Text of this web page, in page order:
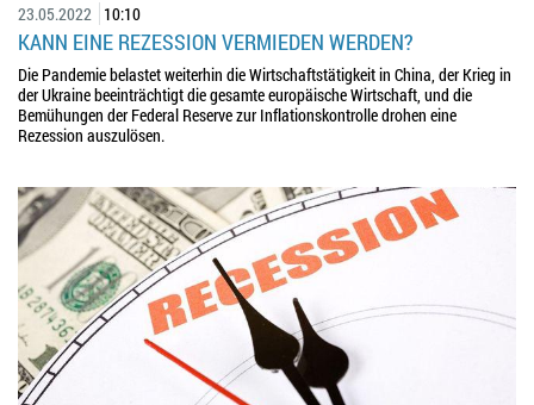
23.05.2022 10:10
KANN EINE REZESSION VERMIEDEN WERDEN?
Die Pandemie belastet weiterhin die Wirtschaftstätigkeit in China, der Krieg in
der Ukraine beeinträchtigt die gesamte europäische Wirtschaft, und die
Bemühungen der Federal Reserve zur Inflationskontrolle drohen eine
Rezession auszulösen.